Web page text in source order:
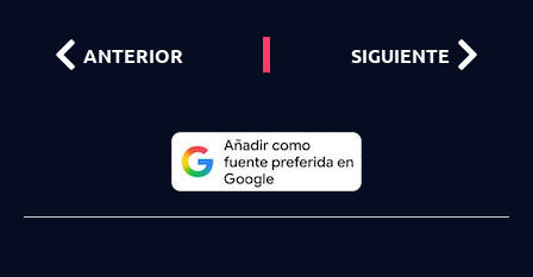
ANTERIOR SIGUIENTE